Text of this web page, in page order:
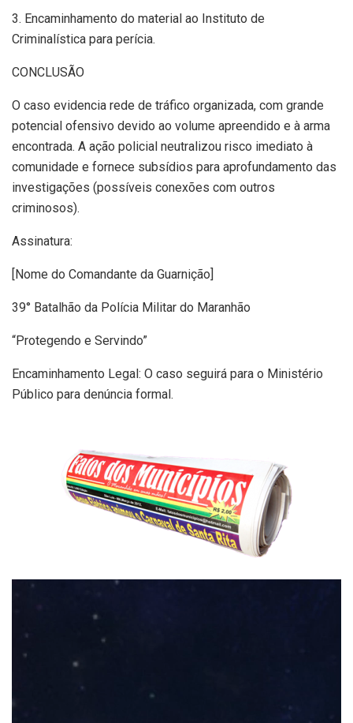
3. Encaminhamento do material ao Instituto de
Criminalística para perícia.
CONCLUSÃO
O caso evidencia rede de tráfico organizada, com grande
potencial ofensivo devido ao volume apreendido e à arma
encontrada. A ação policial neutralizou risco imediato à
comunidade e fornece subsídios para aprofundamento das
investigações (possíveis conexões com outros
criminosos).
Assinatura:
[Nome do Comandante da Guarnição]
39° Batalhão da Polícia Militar do Maranhão
“Protegendo e Servindo”
Encaminhamento Legal: O caso seguirá para o Ministério
Público para denúncia formal.
Tocador